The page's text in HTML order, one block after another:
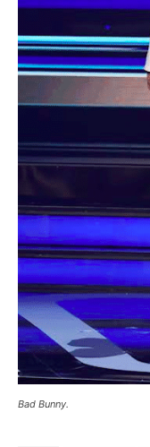
Bad Bunny.